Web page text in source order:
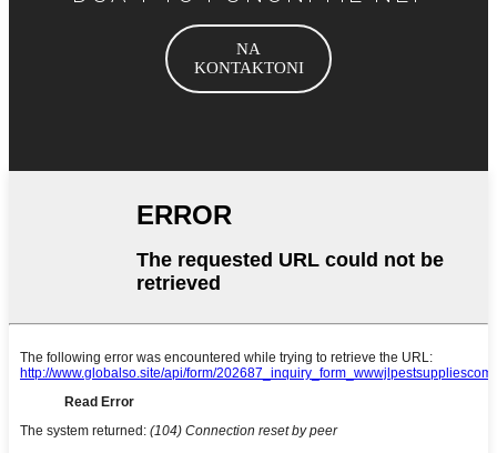
NA
KONTAKTONI